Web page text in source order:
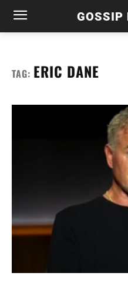
GOSSIP
TAG: ERIC DANE